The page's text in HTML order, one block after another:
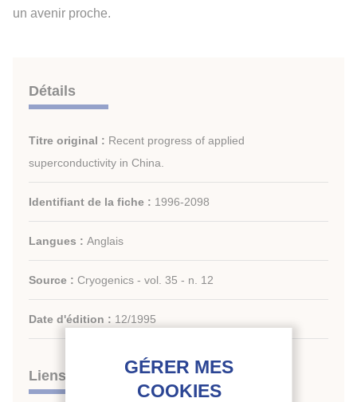
un avenir proche.
Détails
Titre original : Recent progress of applied
superconductivity in China.
Identifiant de la fiche : 1996-2098
Langues : Anglais
Source : Cryogenics - vol. 35 - n. 12
Date d'édition : 12/1995
Liens